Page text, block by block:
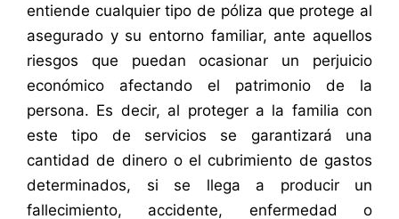
entiende cualquier tipo de póliza que protege al
asegurado y su entorno familiar, ante aquellos
riesgos que puedan ocasionar un perjuicio
económico afectando el patrimonio de la
persona. Es decir, al proteger a la familia con
este tipo de servicios se garantizará una
cantidad de dinero o el cubrimiento de gastos
determinados, si se llega a producir un
fallecimiento, accidente, enfermedad o